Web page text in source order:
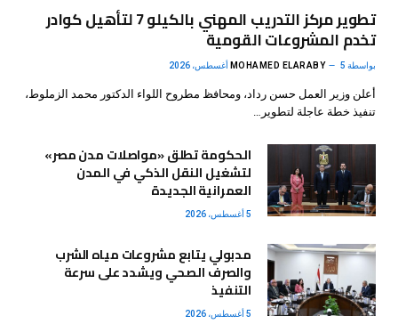
تطوير مركز التدريب المهني بالكيلو 7 لتأهيل كوادر
تخدم المشروعات القومية
بواسطة MOHAMED ELARABY 5 أغسطس، 2026
أعلن وزير العمل حسن رداد، ومحافظ مطروح اللواء الدكتور محمد الزملوط،
تنفيذ خطة عاجلة لتطوير…
الحكومة تطلق «مواصلات مدن مصر»
لتشغيل النقل الذكي في المدن
العمرانية الجديدة
5 أغسطس، 2026
مدبولي يتابع مشروعات مياه الشرب
والصرف الصحي ويشدد على سرعة
التنفيذ
5 أغسطس، 2026